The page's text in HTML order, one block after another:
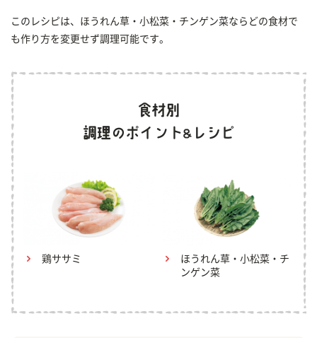
このレシピは、ほうれん草・小松菜・チンゲン菜ならどの食材で
も作り方を変更せず調理可能です。
鶏ササミ
ほうれん草・小松菜・チ
ンゲン菜